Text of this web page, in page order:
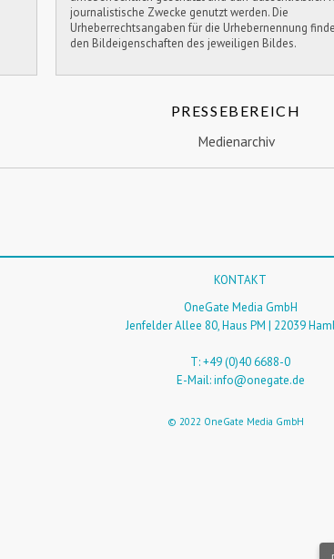
journalistische Zwecke genutzt werden. Die
Urheberrechtsangaben für die Urhebernennung
den Bildeigenschaften des jeweiligen Bildes.
PRESSEBEREICH
Medienarchiv
KONTAKT
OneGate Media GmbH
Jenfelder Allee 80, Haus PM | 22039
T: +49 (0)40 6688-0
E-Mail:info@onegate.de
© 2022 OneGate Media GmbH